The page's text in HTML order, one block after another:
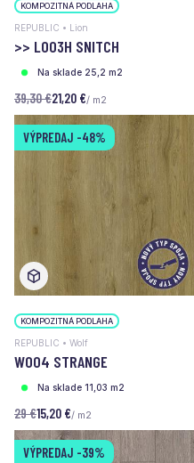
KOMPOZITNÁ PODLAHA
REPUBLIC • Lion
>> L003H SNITCH
Na sklade 25,2 m2
39,30 €21,20 €/ m2
VÝPREDAJ -48%
KOMPOZITNÁ PODLAHA
REPUBLIC • Wolf
W004 STRANGE
Na sklade 11,03 m2
29 €15,20 €/ m2
VÝPREDAJ -39%